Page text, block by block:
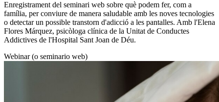
Enregistrament del seminari web sobre què podem fer, com a
família, per conviure de manera saludable amb les noves tecnologies
o detectar un possible transtorn d'adicció a les pantalles. Amb l'Elena
Flores Márquez, psicòloga clínica de la Unitat de Conductes
Addictives de l'Hospital Sant Joan de Déu.
Webinar (o seminario web)